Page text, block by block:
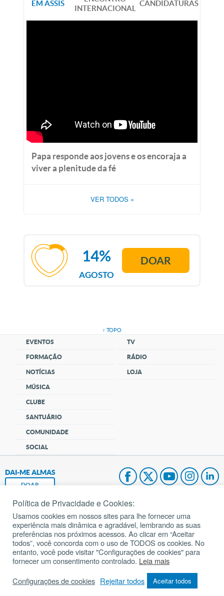
EM ASSIS
INTERNACIONAL
CANDIDATURAS
Papa responde aos jovens e os encoraja a
viver a plenitude da fé
VER TODOS »
AGOSTO
14% DOAR
↑ TOPO
EVENTOS
FORMAÇÃO
NOTÍCIAS
MÚSICA
CLUBE
SANTUÁRIO
COMUNIDADE
SOCIAL
TV
RÁDIO
LOJA
DAI-ME ALMAS
DOAR
Fundação João Paulo II
Pedido de Oração
Mapa do site
Todos os direitos reservados.
Política de Privacidade e Cookies:
Usamos cookies em nossos sites para lhe fornecer uma
experiência mais dinâmica e agradável, lembrando as suas
preferências nos próximos acessos. Ao clicar em “Aceitar
todos”, você concorda com o uso de TODOS os cookies. No
entanto, você pode visitar "Configurações de cookies" para
fornecer um consentimento controlado. Leia mais
Configurações de cookies Rejeitar todos Aceitar todos